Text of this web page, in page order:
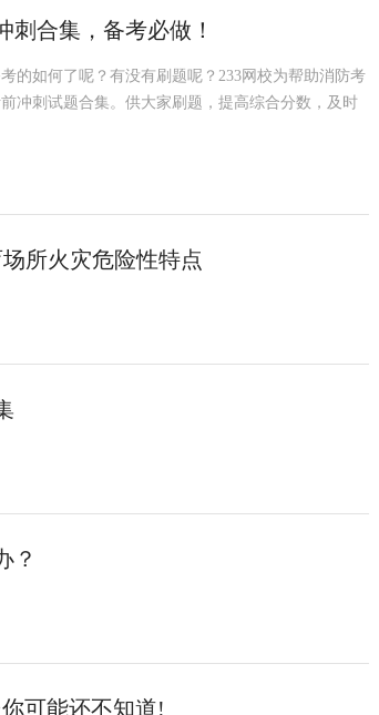
刺合集，备考必做！
的如何了呢？有没有刷题呢？233网校为帮助消防考
冲刺试题合集。供大家刷题，提高综合分数，及时
所火灾危险性特点
？
可能还不知道!